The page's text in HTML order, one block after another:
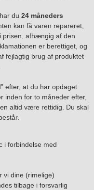
du 24 måneders
kan få varen repareret,
prisen, afhængig af den
er berettiget, og
fejlagtig brug af produktet
efter, at du har opdaget
inden for to måneder efter,
altid være rettidig. Du skal
i forbindelse med
vi dine (rimelige)
tilbage i forsvarlig